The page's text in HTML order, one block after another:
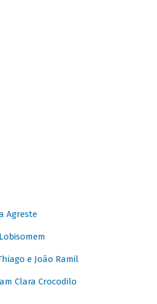
Agreste
e João Ramil
Clara Crocodilo